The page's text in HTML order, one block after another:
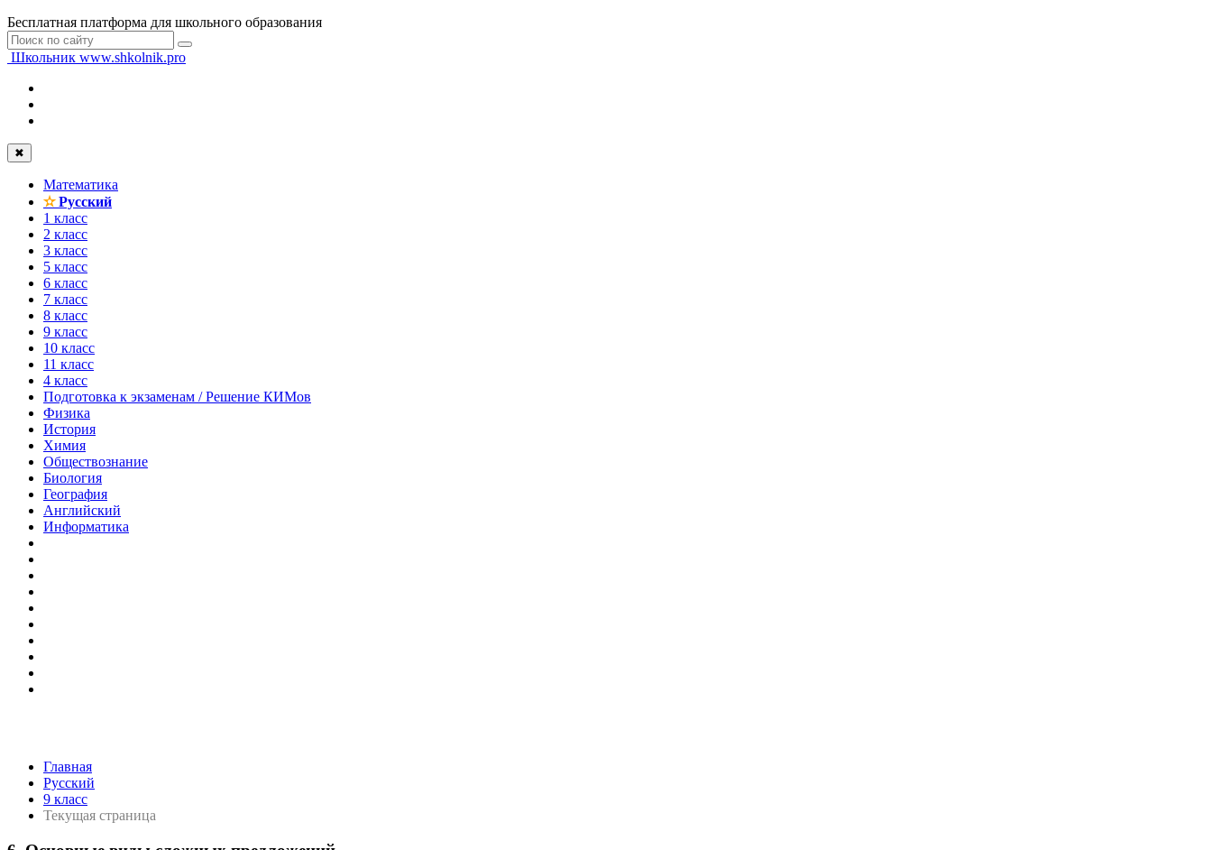
Бесплатная платформа для школьного образования
Школьник www.shkolnik.pro
✖
Математика
✫Русский
1 класс
2 класс
3 класс
5 класс
6 класс
7 класс
8 класс
9 класс
10 класс
11 класс
4 класс
Подготовка к экзаменам / Решение КИМов
Физика
История
Химия
Обществознание
Биология
География
Английский
Информатика
Главная
Русский
9 класс
Текущая страница